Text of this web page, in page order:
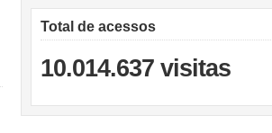
Total de acessos
10.014.637 visitas